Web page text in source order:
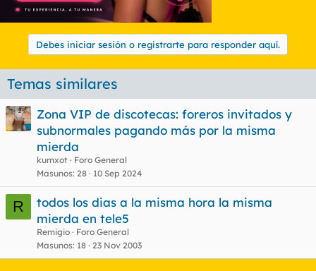
Debes iniciar sesión o registrarte para responder aquí.
Temas similares
Zona VIP de discotecas: foreros invitados y
subnormales pagando más por la misma
mierda
kumxot
Foro General
Masunos 28 10 Sep 2024
R
todos los dias a la misma hora la misma
mierda en tele5
Remigio
Foro General
Masunos 18 23 Nov 2003